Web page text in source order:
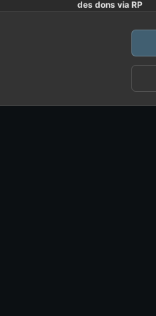
des dons via RP